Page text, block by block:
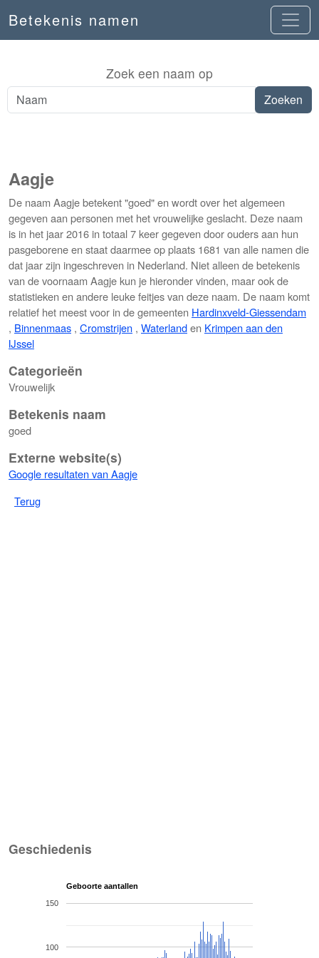
Betekenis namen
Zoek een naam op
Aagje
De naam Aagje betekent "goed" en wordt over het algemeen
gegeven aan personen met het vrouwelijke geslacht. Deze naam
is in het jaar 2016 in totaal 7 keer gegeven door ouders aan hun
pasgeborene en staat daarmee op plaats 1681 van alle namen die
dat jaar zijn ingeschreven in Nederland. Niet alleen de betekenis
van de voornaam Aagje kun je hieronder vinden, maar ook de
statistieken en andere leuke feitjes van deze naam. De naam komt
relatief het meest voor in de gemeenten Hardinxveld-Giessendam
, Binnenmaas , Cromstrijen , Waterlanden Krimpen aan den
IJssel
Categorieën
Vrouwelijk
Betekenis naam
goed
Externe website(s)
Google resultaten van Aagje
Terug
Geschiedenis
Geboorte aantallen
100
150